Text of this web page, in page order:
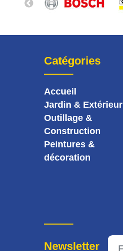
Catégories
Accueil
Jardin & Extérieur
Outillage &
Construction
Peintures &
décoration
Newsletter